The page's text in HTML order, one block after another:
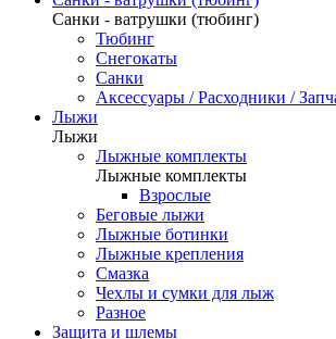
Санки - ватрушки (тюбинг)
Тюбинг
Снегокаты
Санки
Аксессуары / Расходники /
Лыжи
Лыжи
Лыжные комплекты
Лыжные комплекты
Взрослые
Беговые лыжи
Лыжные ботинки
Лыжные крепления
Смазка
Чехлы и сумки для лыж
Разное
Защита и шлемы